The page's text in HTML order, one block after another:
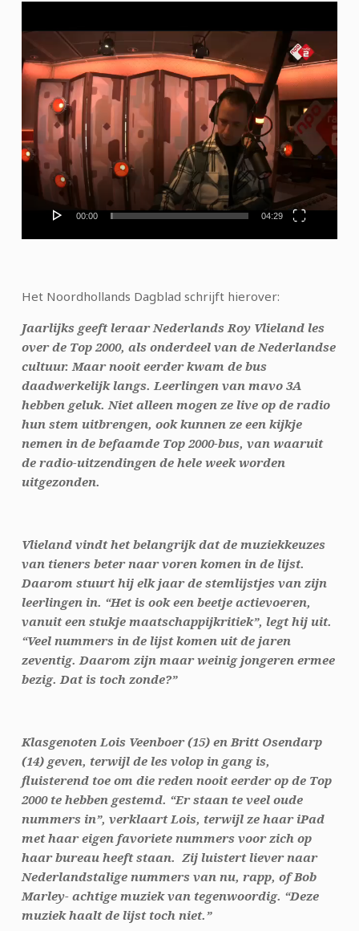
00:00 04:29
Het Noordhollands Dagblad schrijft hierover:
Jaarlijks geeft leraar Nederlands Roy Vlieland les
over de Top 2000, als onderdeel van de Nederlandse
cultuur. Maar nooit eerder kwam de bus
daadwerkelijk langs. Leerlingen van mavo 3A
hebben geluk. Niet alleen mogen ze live op de radio
hun stem uitbrengen, ook kunnen ze een kijkje
nemen in de befaamde Top 2000-bus, van waaruit
de radio-uitzendingen de hele week worden
uitgezonden.
Vlieland vindt het belangrijk dat de muziekkeuzes
van tieners beter naar voren komen in de lijst.
Daarom stuurt hij elk jaar de stemlijstjes van zijn
leerlingen in. “Het is ook een beetje actievoeren,
vanuit een stukje maatschappijkritiek”, legt hij uit.
“Veel nummers in de lijst komen uit de jaren
zeventig. Daarom zijn maar weinig jongeren ermee
bezig. Dat is toch zonde?”
Klasgenoten Lois Veenboer (15) en Britt Osendarp
(14) geven, terwijl de les volop in gang is,
fluisterend toe om die reden nooit eerder op de Top
2000 te hebben gestemd. “Er staan te veel oude
nummers in”, verklaart Lois, terwijl ze haar iPad
met haar eigen favoriete nummers voor zich op
haar bureau heeft staan. Zij luistert liever naar
Nederlandstalige nummers van nu, rapp, of Bob
Marley- achtige muziek van tegenwoordig. “Deze
muziek haalt de lijst toch niet.”